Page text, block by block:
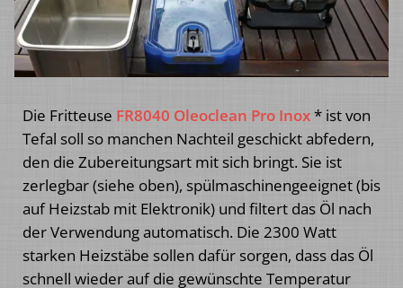
Die Fritteuse FR8040 Oleoclean Pro Inox* ist von
Tefal soll so manchen Nachteil geschickt abfedern,
den die Zubereitungsart mit sich bringt. Sie ist
zerlegbar (siehe oben), spülmaschinengeeignet (bis
auf Heizstab mit Elektronik) und filtert das Öl nach
der Verwendung automatisch. Die 2300 Watt
starken Heizstäbe sollen dafür sorgen, dass das Öl
schnell wieder auf die gewünschte Temperatur